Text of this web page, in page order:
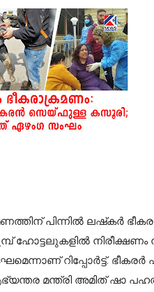
പിന്നില്‍ ലഷ്‌കര്‍
ഹോട്ടലുകളില്‍ നിരീക്ഷണം
റിപ്പോര്‍ട്ട്.
മന്ത്രി അമിത് ഷാ